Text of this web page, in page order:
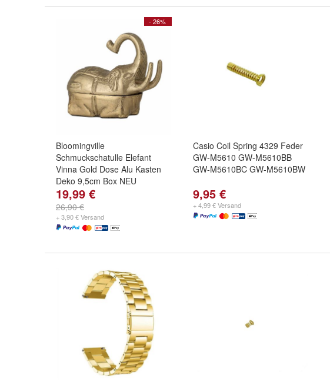
- 26%
Bloomingville
Schmuckschatulle Elefant
Vinna Gold Dose Alu Kasten
Deko 9,5cm Box NEU
19,99 €
26,90 €
+ 3,90 € Versand
Casio Coil Spring 4329 Feder
GW-M5610 GW-M5610BB
GW-M5610BC GW-M5610BW
9,95 €
+ 4,99 € Versand